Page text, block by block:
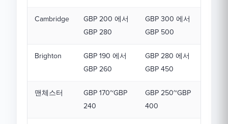
Cambridge
GBP 200 에서
GBP 280
GBP 300 에서
GBP 500
Brighton
GBP 190 에서
GBP 260
GBP 280 에서
GBP 450
맨체스터
GBP 170~GBP
240
GBP 250~GBP
400